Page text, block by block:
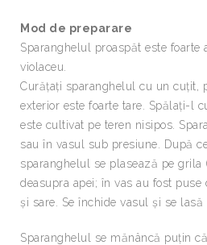
Mod de preparare
Sparanghelul proaspăt este foarte
violaceu.
Curăţaţi sparanghelul cu un cuţit,
exterior este foarte tare. Spălaţi-l
este cultivat pe teren nisipos.
sau în vasul sub presiune. După
sparanghelul se plasează pe grila
deasupra apei; în vas au fost puse
şi sare. Se închide vasul şi se lasă
Sparanghelul se mănâncă puţin